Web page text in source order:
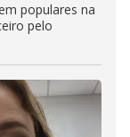
populares na
pelo